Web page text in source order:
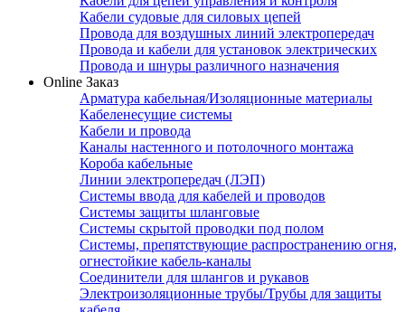
Кабели судовые для силовых цепей
Провода для воздушных линий электропередач
Провода и кабели для установок электрических
Провода и шнуры различного назначения
Online Заказ
Арматура кабельная/Изоляционные материалы
Кабеленесущие системы
Кабели и провода
Каналы настенного и потолочного монтажа
Короба кабельные
Линии электропередач (ЛЭП)
Системы ввода для кабелей и проводов
Системы защиты шланговые
Системы скрытой проводки под полом
Системы, препятствующие распространению огня,
огнестойкие кабель-каналы
Соединители для шлангов и рукавов
Электроизоляционные трубы/Трубы для защиты